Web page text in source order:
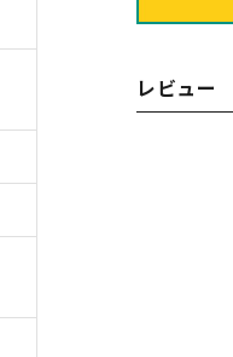
レビュー